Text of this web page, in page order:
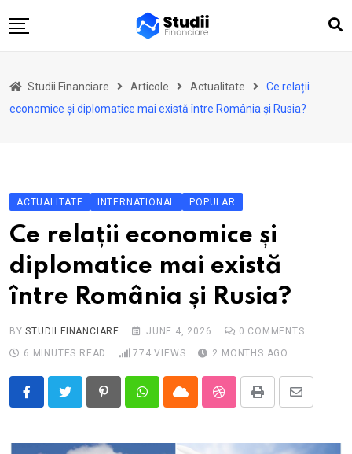
to
Actualitate
Opinii
Multimedia
Autori
Analize ASF
Studii Financiare Articole Actualitate
Ce relații
economice și diplomatice mai există între România și Rusia?
ACTUALITATE INTERNATIONAL POPULAR
Ce relații economice și
diplomatice mai există
între România și Rusia?
BYSTUDII FINANCIARE JUNE 4, 2026 0 COMMENTS
6 MINUTES READ
774 VIEWS 2 MONTHS AGO
PinterestWhatsappCloud StumbleUpon
Print
Share
Email